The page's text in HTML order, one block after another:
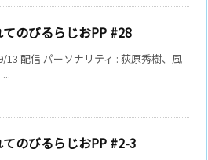
のびるらじおPP #28
13 配信 パーソナリティ : 荻原秀樹、風
のびるらじおPP #2-3